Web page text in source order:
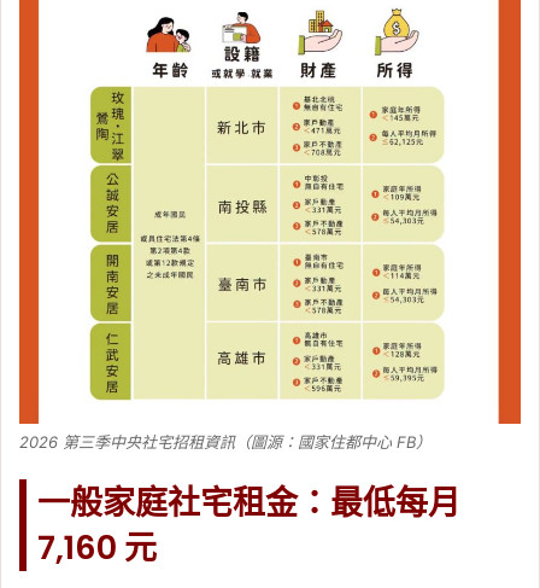
2026 第三季中央社宅招租資訊（圖源：國家住都中心 FB）
一般家庭社宅租金：最低每月
7,160 元